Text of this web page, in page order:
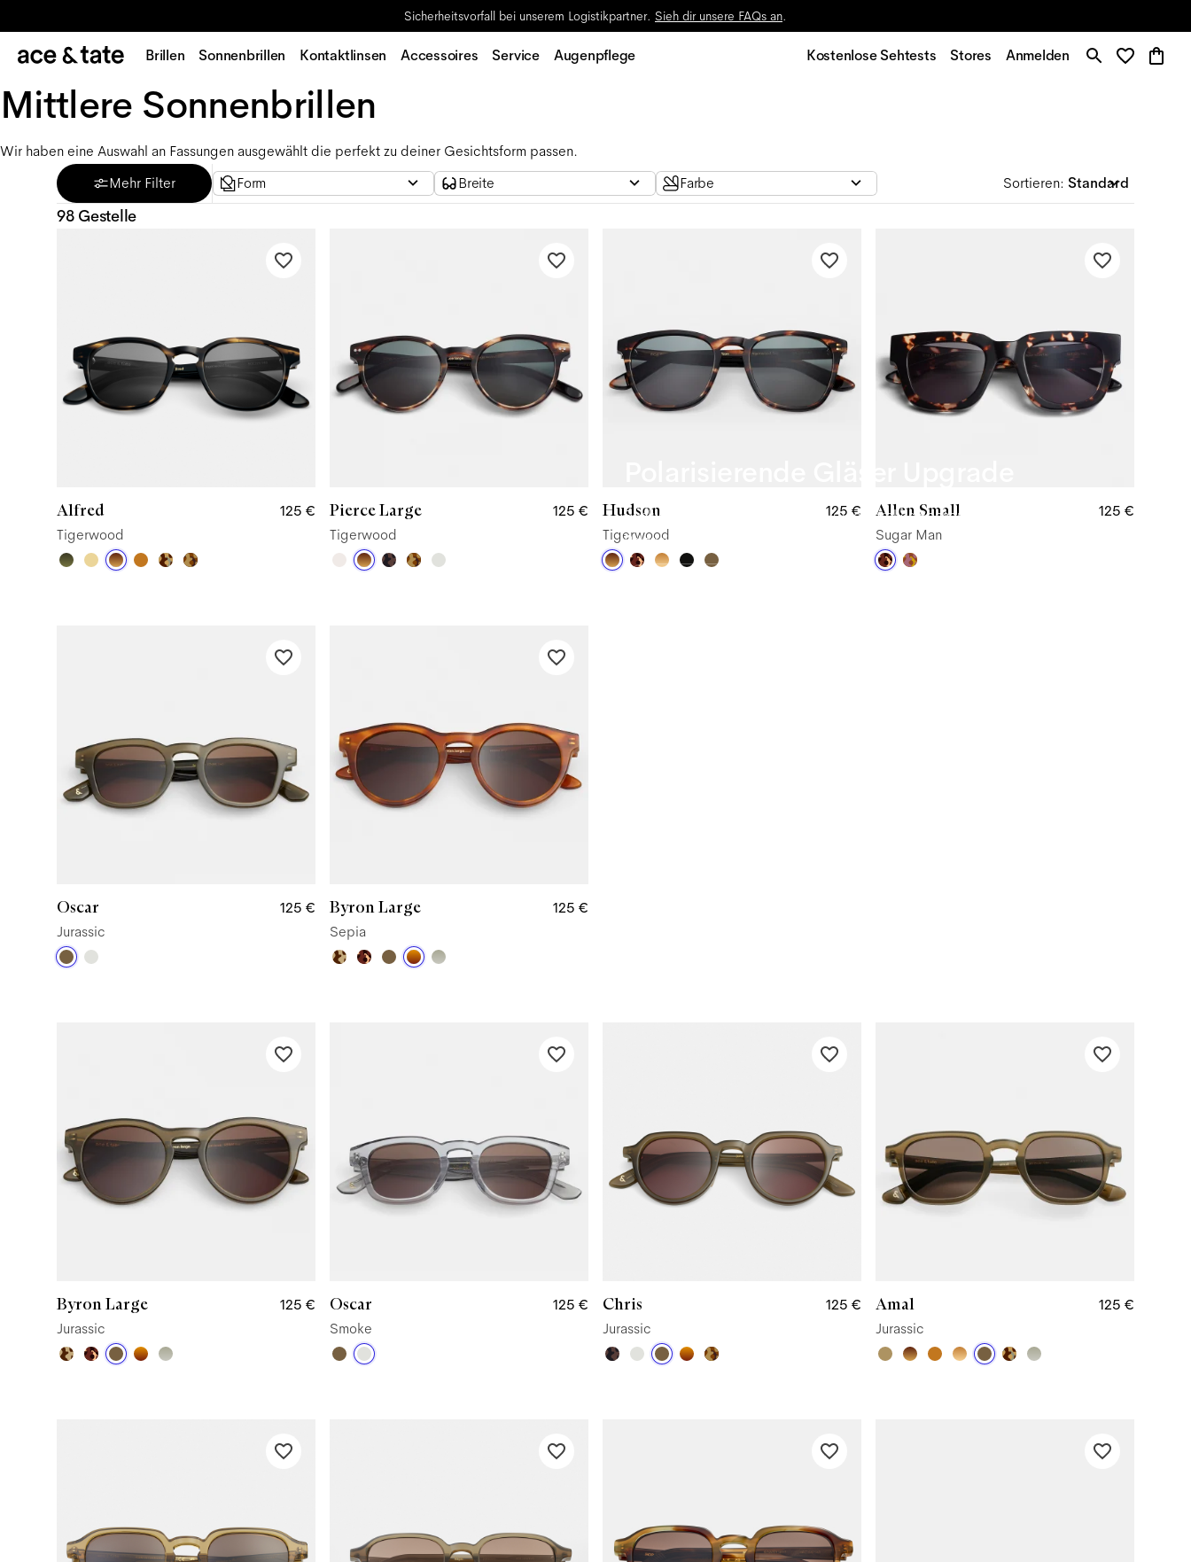
Sicherheitsvorfall bei unserem Logistikpartner. Sieh dir unsere FAQs an.
Brillen Sonnenbrillen Kontaktlinsen Accessoires Service Augenpflege Kostenlose Sehtests Stores Anmelden
Mittlere Sonnenbrillen
Wir haben eine Auswahl an Fassungen ausgewählt die perfekt zu deiner Gesichtsform passen.
Mehr Filter
Form Breite Farbe Sortieren: Standard
98 Gestelle
Alfred
125 €
Tigerwood
Pierce Large
125 €
Tigerwood
Hudson
125 €
Tigerwood
Allen Small
125 €
Sugar Man
Oscar
125 €
Jurassic
Byron Large
125 €
Sepia
Schluss mit lässtigen Blendungen durch grelles Sonnenlicht. Dank unserer
Polarisierenden Gläser.
Byron Large
125 €
Jurassic
Oscar
125 €
Smoke
Chris
125 €
Jurassic
Amal
125 €
Jurassic